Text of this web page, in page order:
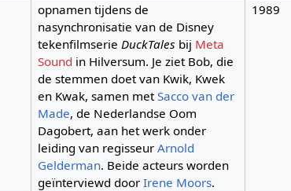
opnamen tijdens de
nasynchronisatie van de Disney
tekenfilmserie DuckTales bij Meta
Sound in Hilversum. Je ziet Bob, die
de stemmen doet van Kwik, Kwek
en Kwak, samen metSacco van der
Made, de Nederlandse Oom
Dagobert, aan het werk onder
leiding van regisseur Arnold
Gelderman. Beide acteurs worden
geïnterviewd door Irene Moors.
1989